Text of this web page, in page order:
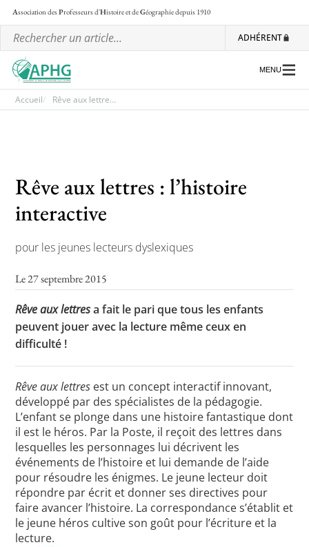
Association desProfesseurs d'Histoire et deGéographiedepuis 1910
ADHÉRENT
Les ateliers nationaux
Communiqués et motions
Lettre d’information de l’APHG
L’APHG dans la presse
Toutes les actualités
Les rendez-vous de l’APHG
Concours de recrutement
Concours scolaires
Conférences, tables rondes
Critique d’ouvrages publiés
Culture
MENU
Accueil Rêve aux lettre...
Rêve aux lettres : l’histoire
interactive
pour les jeunes lecteurs dyslexiques
Le 27 septembre 2015
Rêve aux lettresa fait le pari que tous les enfants
peuvent jouer avec la lecture même ceux en
difficulté !
Rêve aux lettres est un concept interactif innovant,
développé par des spécialistes de la pédagogie.
L’enfant se plonge dans une histoire fantastique dont
il est le héros. Par la Poste, il reçoit des lettres dans
lesquelles les personnages lui décrivent les
événements de l’histoire et lui demande de l’aide
pour résoudre les énigmes. Le jeune lecteur doit
répondre par écrit et donner ses directives pour
faire avancer l’histoire. La correspondance s’établit et
le jeune héros cultive son goût pour l’écriture et la
lecture.